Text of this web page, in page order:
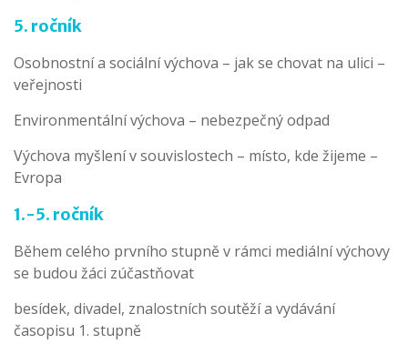
5. ročník
Osobnostní a sociální výchova – jak se chovat na ulici –
veřejnosti
Environmentální výchova – nebezpečný odpad
Výchova myšlení v souvislostech – místo, kde žijeme –
Evropa
1.-5. ročník
Během celého prvního stupně v rámci mediální výchovy
se budou žáci zúčastňovat
besídek, divadel, znalostních soutěží a vydávání
časopisu 1. stupně